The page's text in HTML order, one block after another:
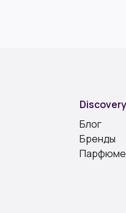
Discovery
Блог
Бренды